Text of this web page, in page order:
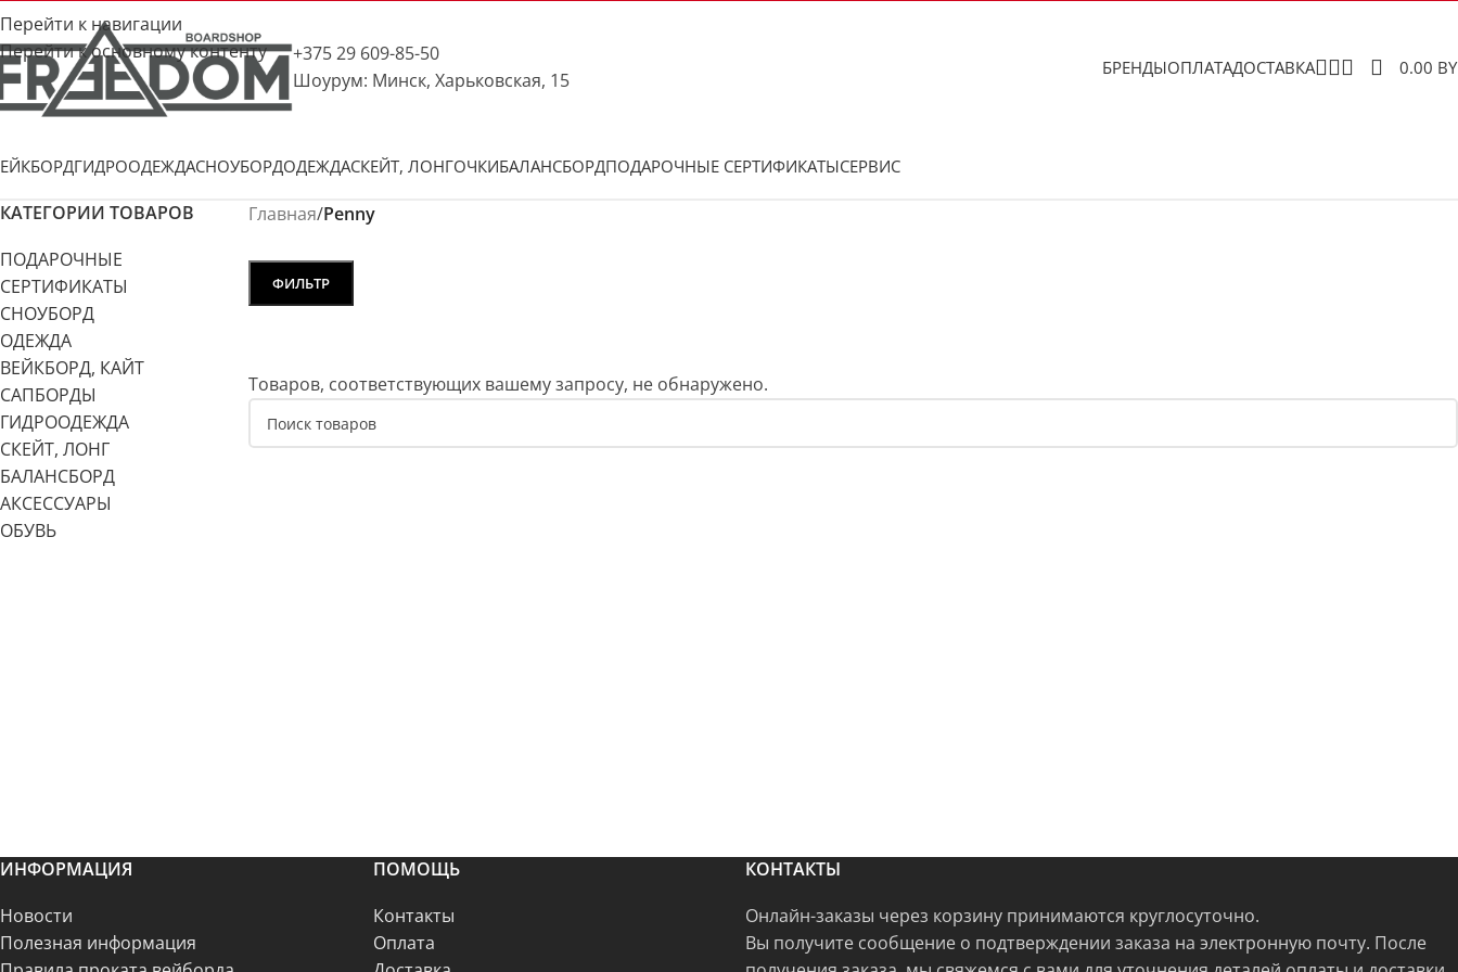
Перейти к навигации
Перейти к основному контенту
+375 29 609-85-50
Шоурум: Минск, Харьковская, 15
БРЕНДЫОПЛАТАДОСТАВКА 0.00
ГИДРООДЕЖДАСНОУБОРДОДЕЖДАСКЕЙТ, ЛОНГОЧКИБАЛАНСБОРДПОДАРОЧНЫЕ СЕРТИФИКАТЫСЕРВИС
КАТЕГОРИИ ТОВАРОВ
ПОДАРОЧНЫЕ
СЕРТИФИКАТЫ
СНОУБОРД
ОДЕЖДА
ВЕЙКБОРД, КАЙТ
САПБОРДЫ
ГИДРООДЕЖДА
СКЕЙТ, ЛОНГ
БАЛАНСБОРД
АКСЕССУАРЫ
ОБУВЬ
Главная/Penny
ФИЛЬТР
Товаров, соответствующих вашему запросу, не обнаружено.
ИНФОРМАЦИЯ
Новости
Полезная информация
ПОМОЩЬ
Контакты
Оплата
КОНТАКТЫ
Онлайн-заказы через корзину принимаются круглосуточно.
Вы получите сообщение о подтверждении заказа на электронную почту. После